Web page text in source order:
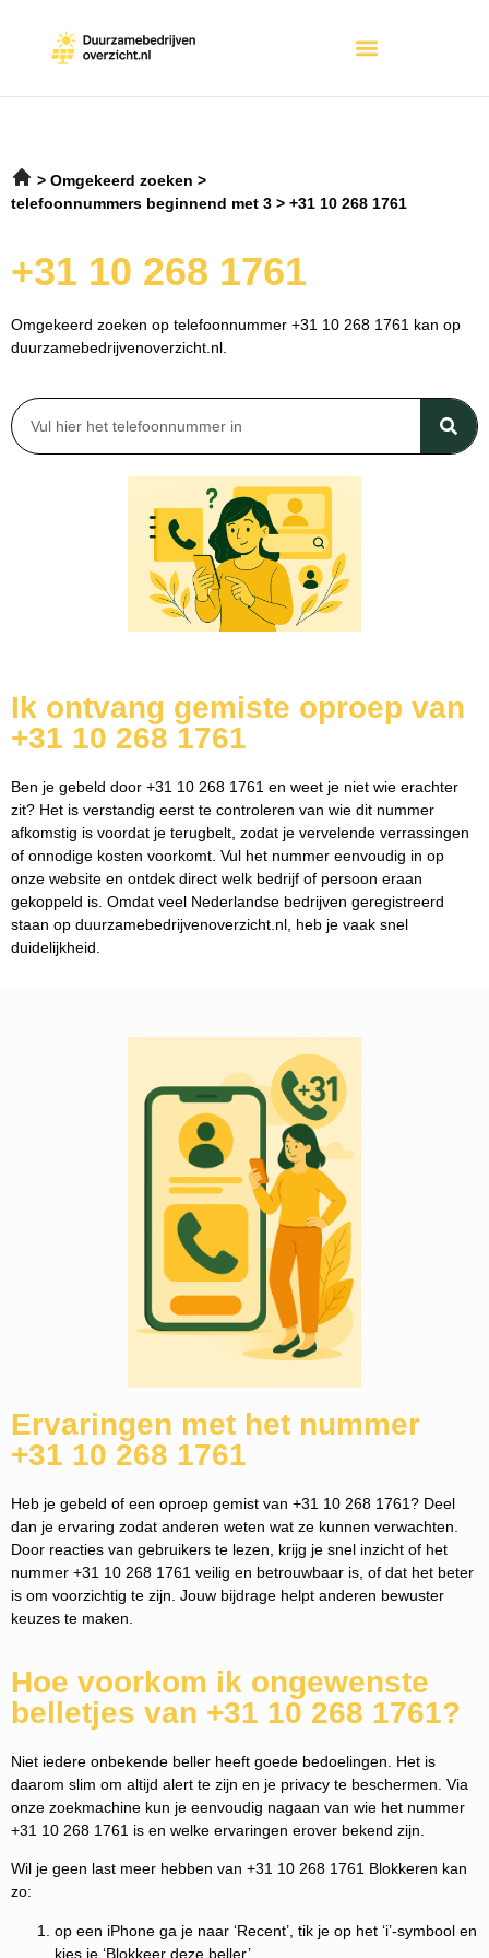
Omgekeerd zoeken
telefoonnummers beginnend met 3
+31 10 268 1761
+31 10 268 1761
Omgekeerd zoeken op telefoonnummer +31 10 268 1761 kan op
duurzamebedrijvenoverzicht.nl.
Ik ontvang gemiste oproep van
+31 10 268 1761
Ben je gebeld door +31 10 268 1761 en weet je niet wie erachter
zit? Het is verstandig eerst te controleren van wie dit nummer
afkomstig is voordat je terugbelt, zodat je vervelende verrassingen
of onnodige kosten voorkomt. Vul het nummer eenvoudig in op
onze website en ontdek direct welk bedrijf of persoon eraan
gekoppeld is. Omdat veel Nederlandse bedrijven geregistreerd
staan op duurzamebedrijvenoverzicht.nl, heb je vaak snel
duidelijkheid.
Ervaringen met het nummer
+31 10 268 1761
Heb je gebeld of een oproep gemist van +31 10 268 1761? Deel
dan je ervaring zodat anderen weten wat ze kunnen verwachten.
Door reacties van gebruikers te lezen, krijg je snel inzicht of het
nummer +31 10 268 1761 veilig en betrouwbaar is, of dat het beter
is om voorzichtig te zijn. Jouw bijdrage helpt anderen bewuster
keuzes te maken.
Hoe voorkom ik ongewenste
belletjes van +31 10 268 1761?
Niet iedere onbekende beller heeft goede bedoelingen. Het is
daarom slim om altijd alert te zijn en je privacy te beschermen. Via
onze zoekmachine kun je eenvoudig nagaan van wie het nummer
+31 10 268 1761 is en welke ervaringen erover bekend zijn.
Wil je geen last meer hebben van +31 10 268 1761 Blokkeren kan
zo:
op een iPhone ga je naar ‘Recent’, tik je op het ‘i’-symbool en
kies je ‘Blokkeer deze beller’.